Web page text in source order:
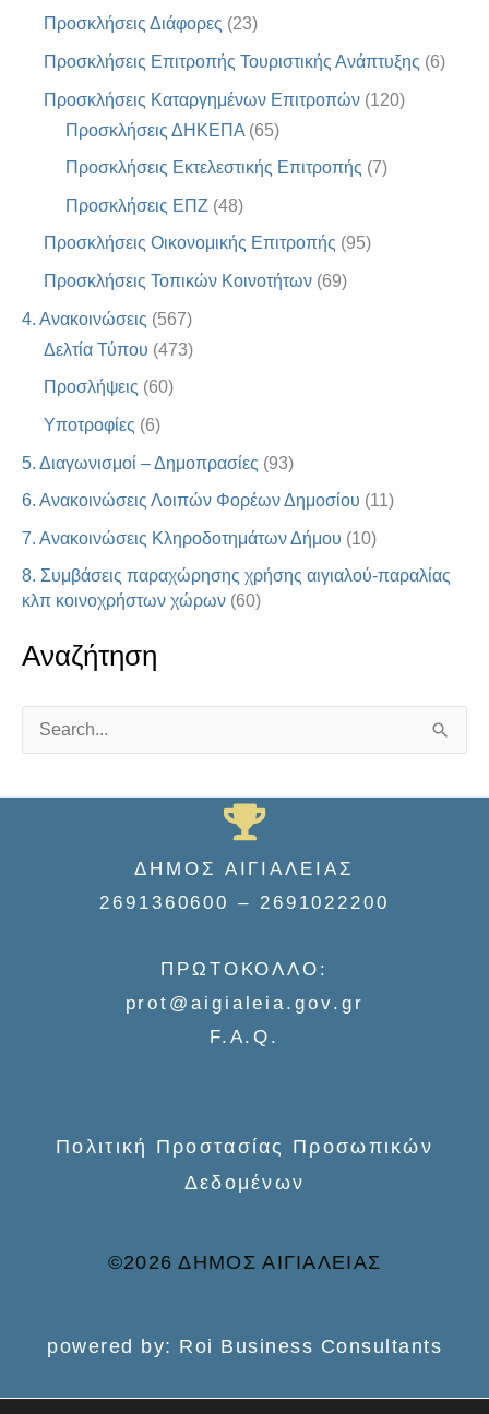
Προσκλήσεις Διάφορες (23)
Προσκλήσεις Επιτροπής Τουριστικής Ανάπτυξης (6)
Προσκλήσεις Καταργημένων Επιτροπών (120)
Προσκλήσεις ΔΗΚΕΠΑ (65)
Προσκλήσεις Εκτελεστικής Επιτροπής (7)
Προσκλήσεις ΕΠΖ (48)
Προσκλήσεις Οικονομικής Επιτροπής (95)
Προσκλήσεις Τοπικών Κοινοτήτων (69)
4. Ανακοινώσεις (567)
Δελτία Τύπου (473)
Προσλήψεις (60)
Υποτροφίες (6)
5. Διαγωνισμοί – Δημοπρασίες (93)
6. Ανακοινώσεις Λοιπών Φορέων Δημοσίου (11)
7. Ανακοινώσεις Κληροδοτημάτων Δήμου (10)
8. Συμβάσεις παραχώρησης χρήσης αιγιαλού-παραλίας
κλπ κοινοχρήστων χώρων (60)
Αναζήτηση
a
ΔΗΜΟΣ ΑΙΓΙΑΛΕΙΑΣ
2691360600 – 2691022200
ΠΡΩΤΟΚΟΛΛΟ:
prot@aigialeia.gov.gr
F.A.Q.
Πολιτική Προστασίας Προσωπικών
Δεδομένων
©2026 ΔΗΜΟΣ ΑΙΓΙΑΛΕΙΑΣ
powered by: Roi Business Consultants